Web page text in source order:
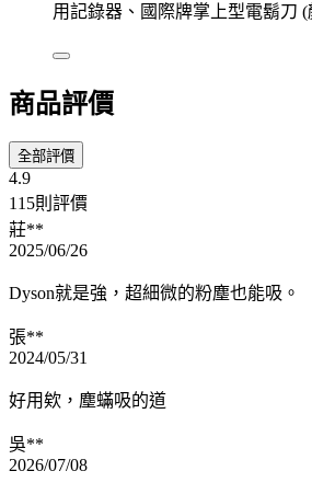
用記錄器、國際牌掌上型電鬍刀
商品評價
全部評價
4.9
115則評價
莊**
2025/06/26
Dyson就是強，超細微的粉塵也能吸。
張**
2024/05/31
好用欸，塵蟎吸的道
吳**
2026/07/08